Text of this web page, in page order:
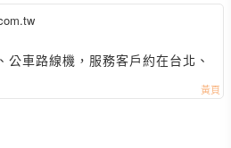
車路線機，服務客戶約在台北、